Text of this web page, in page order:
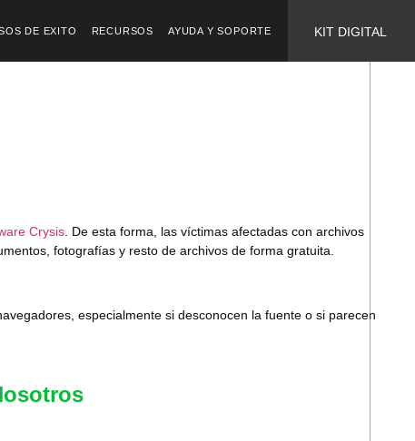
DE EXITO RECURSOS AYUDA Y SOPORTE KIT DIGITAL
Crysis . De esta forma, las víctimas afectadas con archivos
fotografías y resto de archivos de forma gratuita.
especialmente si desconocen la fuente o si parecen